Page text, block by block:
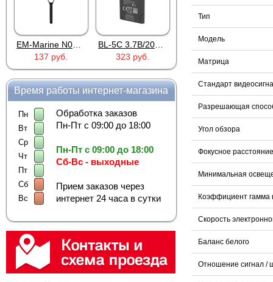
137 руб.
323 руб.
6 137 руб.
Время работы интернет-магазина
Пн
Вт
Ср
Чт
Пт
Сб
Вс
Обработка заказов
Пн-Пт с 09:00 до 18:00
Пн-Пт с 09:00 до 18:00
Сб-Вс - выходные
Прием заказов через
интернет 24 часа в сутки
Тип
Модель
Матрица
Стандарт
Разрешающая
Угол обзора
Фокусное расстояние
Минимальная
Коэффициент гамма
Скорость
Баланс белого
Отношение сигнал /